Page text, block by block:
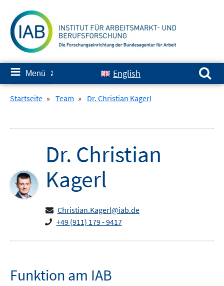
zum
Inhalt
≡ Menü ✘ English
Suchen nach:
Startseite » Team » Dr. Christian Kagerl
Dr. Christian
Kagerl
Christian.Kagerl@iab.de
+49 (911) 179 - 9417
Funktion am IAB